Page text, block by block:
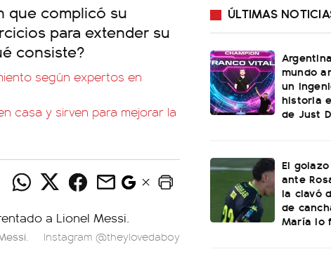
que complicó su
para extender su
consiste?
según expertos en
casa y sirven para mejorar la
Instagram @theylovedaboy
ÚLTIMAS
mundo
un
historia
de Just
El
ante
la clavó
de
María lo